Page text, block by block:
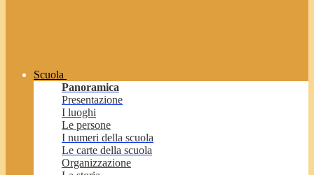
Scuola
Panoramica
Presentazione
I luoghi
Le persone
I numeri della scuola
Le carte della scuola
Organizzazione